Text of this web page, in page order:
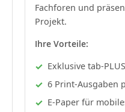
Fachforen und
Projekt.
Ihre Vorteile:
Exklusive tab-
6 Print-Ausgaben
E-Paper für